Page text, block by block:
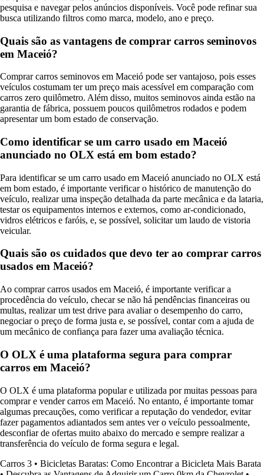
pesquisa e navegar pelos anúncios disponíveis. Você pode refinar sua
busca utilizando filtros como marca, modelo, ano e preço.
Quais são as vantagens de comprar carros seminovos
em Maceió?
Comprar carros seminovos em Maceió pode ser vantajoso, pois esses
veículos costumam ter um preço mais acessível em comparação com
carros zero quilômetro. Além disso, muitos seminovos ainda estão na
garantia de fábrica, possuem poucos quilômetros rodados e podem
apresentar um bom estado de conservação.
Como identificar se um carro usado em Maceió
anunciado no OLX está em bom estado?
Para identificar se um carro usado em Maceió anunciado no OLX está
em bom estado, é importante verificar o histórico de manutenção do
veículo, realizar uma inspeção detalhada da parte mecânica e da lataria,
testar os equipamentos internos e externos, como ar-condicionado,
vidros elétricos e faróis, e, se possível, solicitar um laudo de vistoria
veicular.
Quais são os cuidados que devo ter ao comprar carros
usados em Maceió?
Ao comprar carros usados em Maceió, é importante verificar a
procedência do veículo, checar se não há pendências financeiras ou
multas, realizar um test drive para avaliar o desempenho do carro,
negociar o preço de forma justa e, se possível, contar com a ajuda de
um mecânico de confiança para fazer uma avaliação técnica.
O OLX é uma plataforma segura para comprar
carros em Maceió?
O OLX é uma plataforma popular e utilizada por muitas pessoas para
comprar e vender carros em Maceió. No entanto, é importante tomar
algumas precauções, como verificar a reputação do vendedor, evitar
fazer pagamentos adiantados sem antes ver o veículo pessoalmente,
desconfiar de ofertas muito abaixo do mercado e sempre realizar a
transferência do veículo de forma segura e legal.
Carros 3 • Bicicletas Baratas: Como Encontrar a Bicicleta Mais Barata